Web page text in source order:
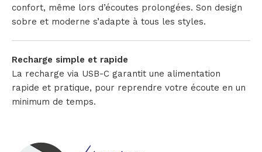
confort, même lors d’écoutes prolongées. Son design
sobre et moderne s’adapte à tous les styles.
Recharge simple et rapide
La recharge via USB-C garantit une alimentation
rapide et pratique, pour reprendre votre écoute en un
minimum de temps.